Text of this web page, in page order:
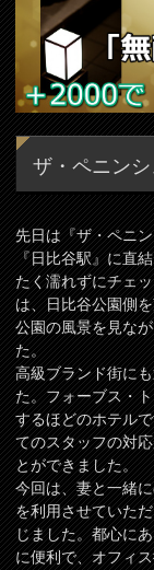
ザ・ペニン
先日は『ザ・ペニ
『日比谷駅』に直
たく濡れずにチェ
は、日比谷公園側
公園の風景を見な
た。
高級ブランド街に
た。フォーブス・
するほどのホテル
てのスタッフの対
とができました。
今回は、妻と一緒
を利用させていた
じました。都心に
に便利で、オフィ